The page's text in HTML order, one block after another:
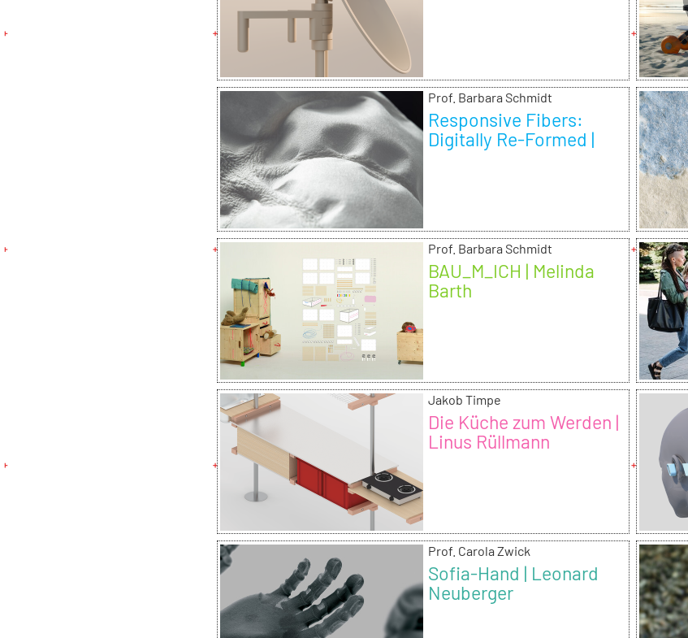
Prof. Barbara Schmidt
Responsive Fibers:
Digitally Re-Formed |
Nazlı Güler Pekdemir
Prof. Barbara Schmidt
BAU_M_ICH | Melinda
Barth
Jakob Timpe
Die Küche zum Werden |
Linus Rüllmann
Prof. Carola Zwick
Sofia-Hand | Leonard
Neuberger